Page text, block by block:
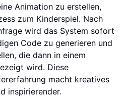
Animation zu erstellen,
zum Kinderspiel. Nach
wird das System sofort
Code zu generieren und
die dann in einem
wird. Diese
macht kreatives
inspirierender.